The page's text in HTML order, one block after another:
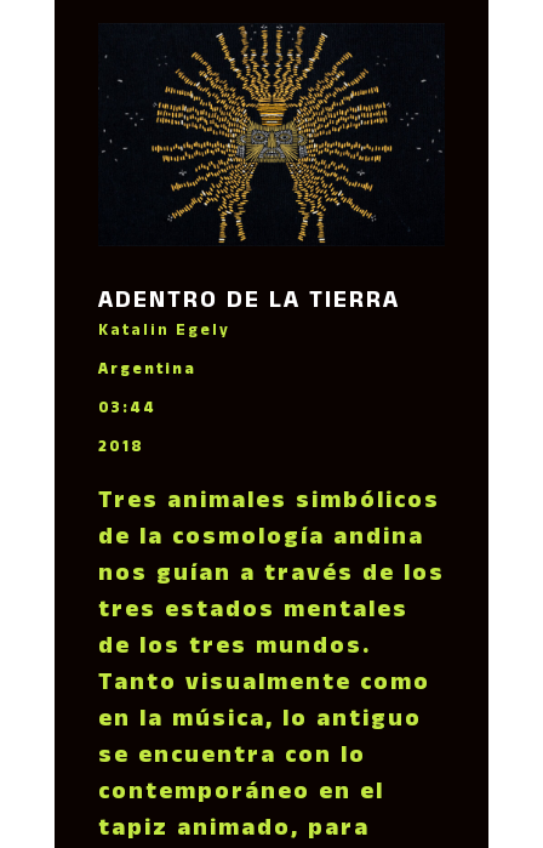
ADENTRO DE LA TIERRA
Katalin Egely
Argentina
03:44
2018
Tres animales simbólicos
de la cosmología andina
nos guían a través de los
tres estados mentales
de los tres mundos.
Tanto visualmente como
en la música, lo antiguo
se encuentra con lo
contemporáneo en el
tapiz animado, para